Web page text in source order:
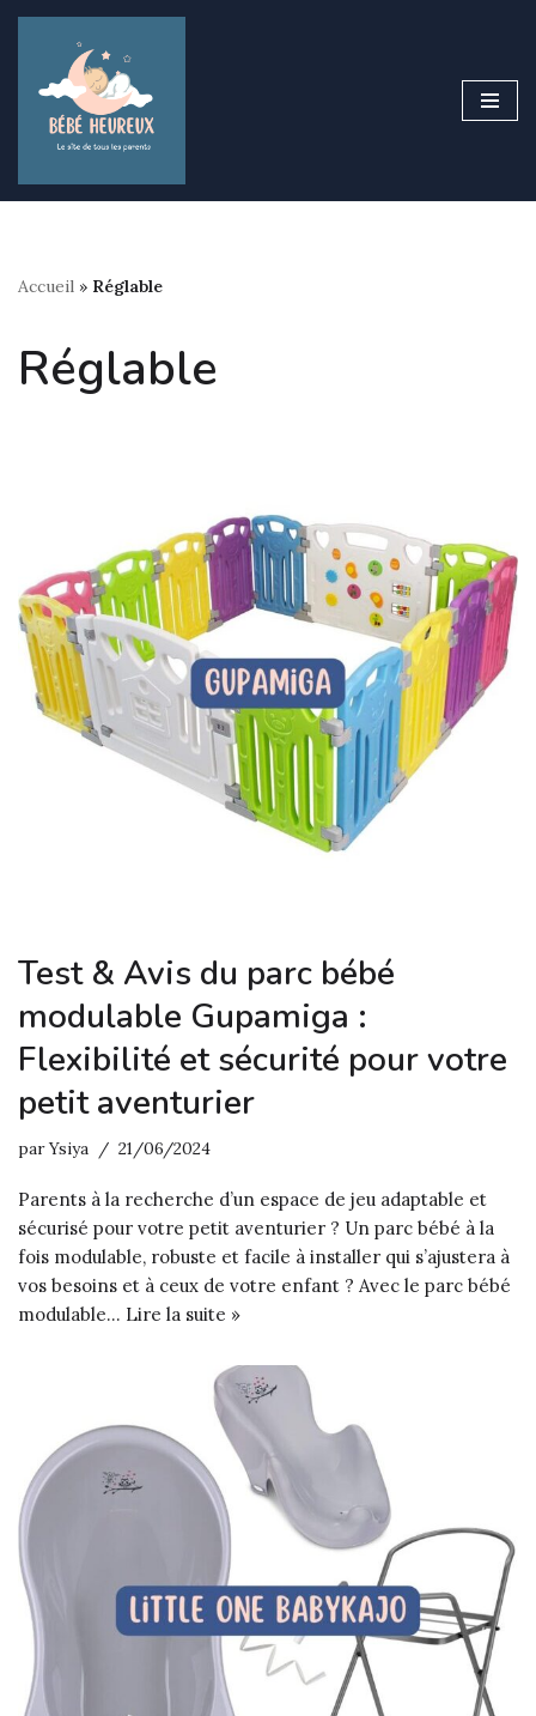
contenu
Accueil » Réglable
Réglable
Test & Avis du parc bébé
modulable Gupamiga :
Flexibilité et sécurité pour votre
petit aventurier
parYsiya 21/06/2024
Parents à la recherche d’un espace de jeu adaptable et
sécurisé pour votre petit aventurier ? Un parc bébé à la
fois modulable, robuste et facile à installer qui s’ajustera à
vos besoins et à ceux de votre enfant ? Avec le parc bébé
modulable… Lire la suite »